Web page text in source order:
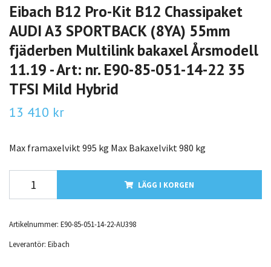
Eibach B12 Pro-Kit B12 Chassipaket
AUDI A3 SPORTBACK (8YA) 55mm
fjäderben Multilink bakaxel Årsmodell
11.19 - Art: nr. E90-85-051-14-22 35
TFSI Mild Hybrid
13 410 kr
Max framaxelvikt 995 kg Max Bakaxelvikt 980 kg
LÄGG I KORGEN
Artikelnummer: E90-85-051-14-22-AU398
Leverantör: Eibach